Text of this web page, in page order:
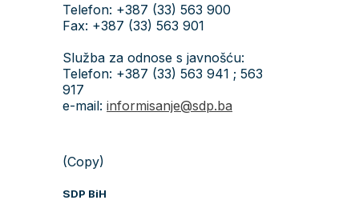
Telefon: +387 (33) 563 900
Fax: +387 (33) 563 901
Služba za odnose s javnošću:
Telefon: +387 (33) 563 941 ; 563
917
e-mail: informisanje@sdp.ba
(Copy)
SDP BiH